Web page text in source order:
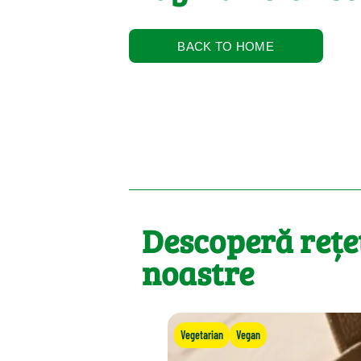
BACK TO HOME
Descoperă
noastre
Vegetarian Vegan